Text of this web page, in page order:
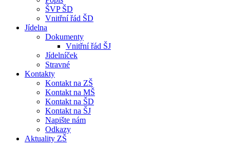
ŠVP ŠD
Vnitřní řád ŠD
Jídelna
Dokumenty
Vnitřní řád ŠJ
Jídelníček
Stravné
Kontakty
Kontakt na ZŠ
Kontakt na MŠ
Kontakt na ŠD
Kontakt na ŠJ
Napište nám
Odkazy
Aktuality ZŠ